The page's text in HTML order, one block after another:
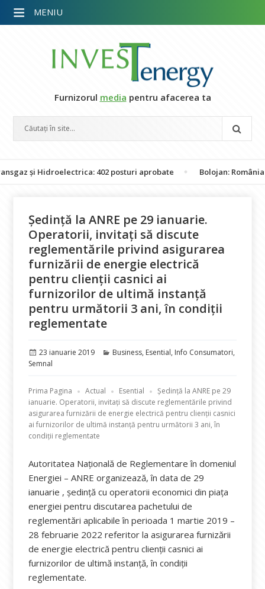
Furnizorul media pentru afacerea ta
Hidroelectrica: 402 posturi aprobate Bolojan: România nu
Ședință la ANRE pe 29 ianuarie.
Operatorii, invitați să discute
reglementările privind asigurarea
furnizării de energie electrică
pentru clienții casnici ai
furnizorilor de ultimă instanță
pentru următorii 3 ani, în condiții
reglementate
Publicat
pe
23 ianuarie 2019 Categorii
Business, Esential, Info Consumatori,
Semnal
Prima Pagina Actual Esential
Ședință la ANRE pe 29
ianuarie. Operatorii, invitați să discute reglementările privind
asigurarea furnizării de energie electrică pentru clienții casnici
ai furnizorilor de ultimă instanță pentru următorii 3 ani, în
condiții reglementate
Autoritatea Națională de Reglementare în domeniul
Energiei – ANRE organizează, în data de 29
ianuarie , ședință cu operatorii economici din piața
energiei pentru discutarea pachetului de
reglementări aplicabile în perioada 1 martie 2019 –
28 februarie 2022 referitor la asigurarea furnizării
de energie electrică pentru clienții casnici ai
furnizorilor de ultimă instanță, în condiții
reglementate.
MENIU